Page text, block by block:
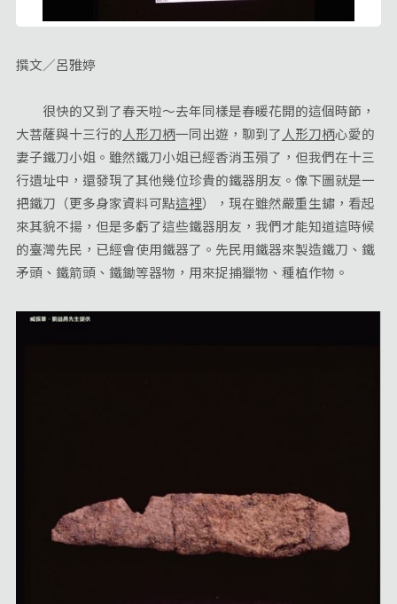
撰文／呂雅婷
很快的又到了春天啦～去年同樣是春暖花開的這個時節，
大菩薩與十三行的人形刀柄一同出遊，聊到了 人形刀柄心愛的
妻子鐵刀小姐。雖然鐵刀小姐已經香消玉殞了，但我們在十三
行遺址中，還發現了其他幾位珍貴的鐵器朋友。像下圖就是一
把鐵刀（更多身家資料可點這裡），現在雖然嚴重生鏽，看起
來其貌不揚，但是多虧了這些鐵器朋友，我們才能知道這時候
的臺灣先民，已經會使用鐵器了。先民用鐵器來製造鐵刀、鐵
矛頭、鐵箭頭、鐵鋤等器物，用來捉捕獵物、種植作物。